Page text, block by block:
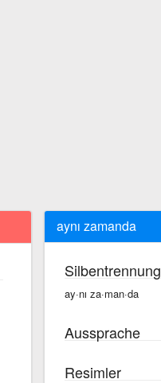
aynı zamanda
Silbentrennung
ay·nı za·man·da
Aussprache
Resimler